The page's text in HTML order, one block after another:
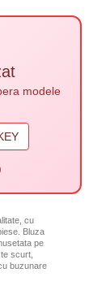
modele
cu
Bluza
pe
scurt,
buzunare